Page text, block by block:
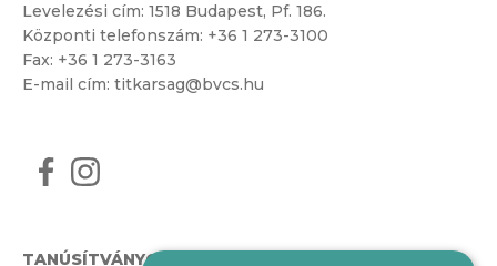
Levelezési cím: 1518 Budapest, Pf. 186.
Központi telefonszám: +36 1 273-3100
Fax: +36 1 273-3163
E-mail cím: titkarsag@bvcs.hu
TANÚSÍTVÁNYOK